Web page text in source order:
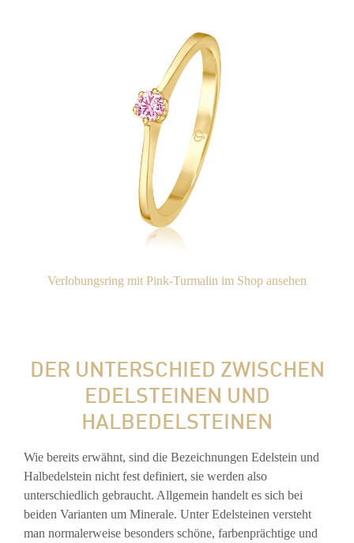
Verlobungsring mit Pink-Turmalin im Shop ansehen
DER UNTERSCHIED ZWISCHEN
EDELSTEINEN UND
HALBEDELSTEINEN
Wie bereits erwähnt, sind die Bezeichnungen Edelstein und
Halbedelstein nicht fest definiert, sie werden also
unterschiedlich gebraucht. Allgemein handelt es sich bei
beiden Varianten um Minerale. Unter Edelsteinen versteht
man normalerweise besonders schöne, farbenprächtige und